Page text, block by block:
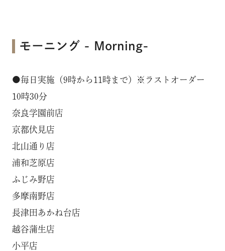
モーニング - Morning-
●毎日実施（9時から11時まで）※ラストオーダー
10時30分
奈良学園前店
京都伏見店
北山通り店
浦和芝原店
ふじみ野店
多摩南野店
長津田あかね台店
越谷蒲生店
小平店